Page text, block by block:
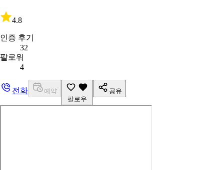
4.8
인증 후기
32
팔로워
4
전화
예약
팔로우
공유